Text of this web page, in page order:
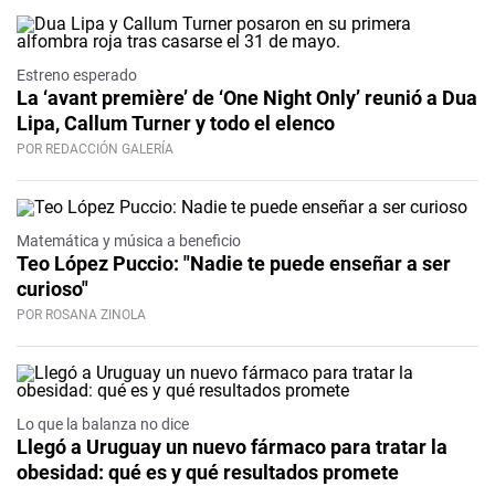
Estreno esperado
La ‘avant première’ de ‘One Night Only’ reunió a Dua
Lipa, Callum Turner y todo el elenco
POR REDACCIÓN GALERÍA
Matemática y música a beneficio
Teo López Puccio: "Nadie te puede enseñar a ser
curioso"
POR ROSANA ZINOLA
Lo que la balanza no dice
Llegó a Uruguay un nuevo fármaco para tratar la
obesidad: qué es y qué resultados promete